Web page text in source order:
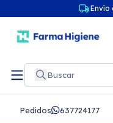
Envío
Pedidos 637724177